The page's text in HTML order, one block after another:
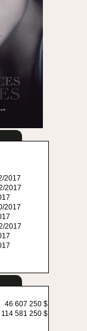
2017
2017
2017
2017
46 607 250 $
114 581 250 $